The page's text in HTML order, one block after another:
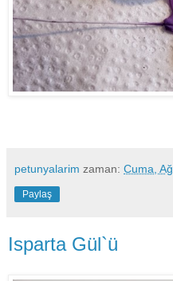
petunyalarim zaman: Cuma,
Paylaş
Isparta Gül`ü